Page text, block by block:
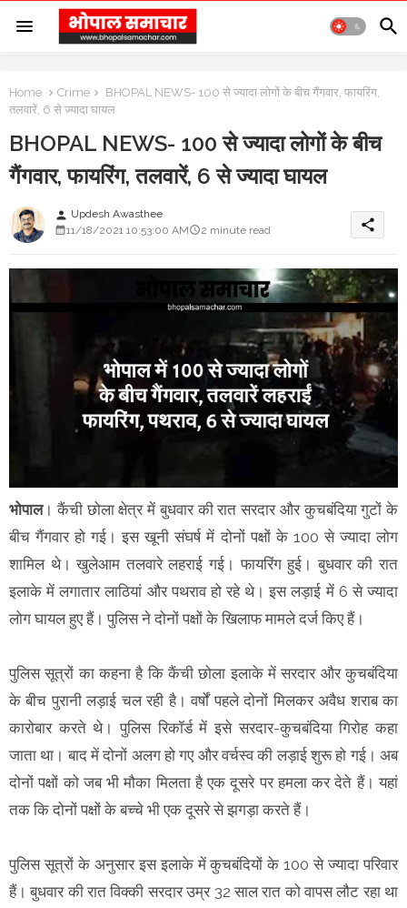
Home Crime
BHOPAL NEWS- 100 से ज्यादा लोगों के बीच गैंगवार, फायरिंग,
तलवारें, 6 से ज्यादा घायल
BHOPAL NEWS- 100 से ज्यादा लोगों के बीच
गैंगवार, फायरिंग, तलवारें, 6 से ज्यादा घायल
person Updesh Awasthee
11/18/2021 10:53:00 AM
2 minute read share
भोपाल। कैंची छोला क्षेत्र में बुधवार की रात सरदार और कुचबंदिया गुटों के
बीच गैंगवार हो गई। इस खूनी संघर्ष में दोनों पक्षों के 100 से ज्यादा लोग
शामिल थे। खुलेआम तलवारे लहराई गई। फायरिंग हुई। बुधवार की रात
इलाके में लगातार लाठियां और पथराव हो रहे थे। इस लड़ाई में 6 से ज्यादा
लोग घायल हुए हैं। पुलिस ने दोनों पक्षों के खिलाफ मामले दर्ज किए हैं।
पुलिस सूत्रों का कहना है कि कैंची छोला इलाके में सरदार और कुचबंदिया
के बीच पुरानी लड़ाई चल रही है। वर्षों पहले दोनों मिलकर अवैध शराब का
कारोबार करते थे। पुलिस रिकॉर्ड में इसे सरदार-कुचबंदिया गिरोह कहा
जाता था। बाद में दोनों अलग हो गए और वर्चस्व की लड़ाई शुरू हो गई। अब
दोनों पक्षों को जब भी मौका मिलता है एक दूसरे पर हमला कर देते हैं। यहां
तक कि दोनों पक्षों के बच्चे भी एक दूसरे से झगड़ा करते हैं।
पुलिस सूत्रों के अनुसार इस इलाके में कुचबंदियों के 100 से ज्यादा परिवार
हैं। बुधवार की रात विक्की सरदार उम्र 32 साल रात को वापस लौट रहा था